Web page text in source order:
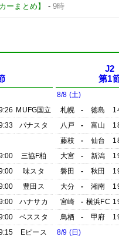
ーまとめ】
-9時
MUFG国立
パナスタ
三協F柏
味スタ
豊田ス
ハナサカ
ベススタ
Eピース
J2
第1
8/8 (土)
札幌
- 徳島
八戸
- 富山
藤枝
- 仙台
大宮
- 新潟
磐田
- 秋田
大分
- 湘南
宮崎
- 横浜FC
鳥栖
- 甲府
8/9 (日)